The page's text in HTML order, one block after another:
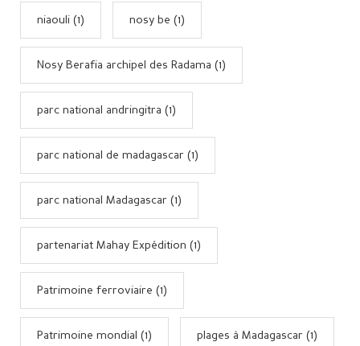
niaouli (1) nosy be (1)
Nosy Berafia archipel des Radama (1)
parc national andringitra (1)
parc national de madagascar (1)
parc national Madagascar (1)
partenariat Mahay Expédition (1)
Patrimoine ferroviaire (1)
Patrimoine mondial (1) plages à Madagascar (1)